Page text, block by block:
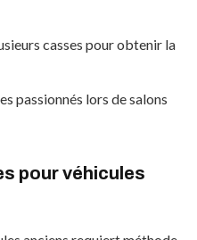
casses pour obtenir la
passionnés lors de salons
pour véhicules